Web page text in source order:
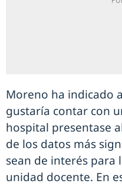
Moreno ha indicado
gustaría contar con
hospital presentase
de los datos más
sean de interés para
unidad docente. En